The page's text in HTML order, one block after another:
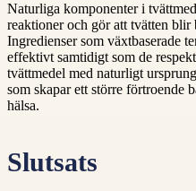
Naturliga komponenter i
reaktioner och gör att tvätten
Ingredienser som växtbaserade
effektivt samtidigt som de
tvättmedel med naturligt
som skapar ett större förtroende
hälsa.
Slutsats